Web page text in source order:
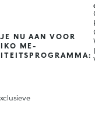
NU AAN VOOR
ME-